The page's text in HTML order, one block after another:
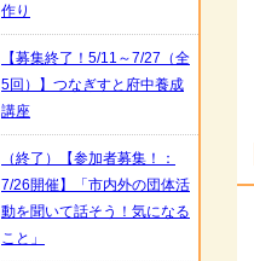
作り
【募集終了！5/11～7/27（全
5回）】つなぎすと府中養成
講座
（終了）【参加者募集！：
7/26開催】「市内外の団体活
動を聞いて話そう！気になる
こと」